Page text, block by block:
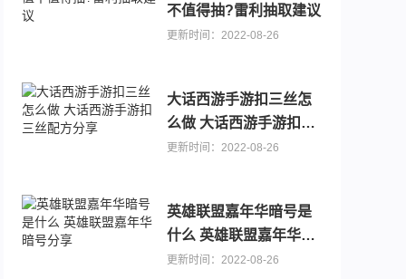
不值得抽?雷利抽取建议
更新时间：2022-08-26
大话西游手游扣三丝怎
么做 大话西游手游扣三
丝配方分享
更新时间：2022-08-26
英雄联盟嘉年华暗号是
什么 英雄联盟嘉年华暗
号分享
更新时间：2022-08-26